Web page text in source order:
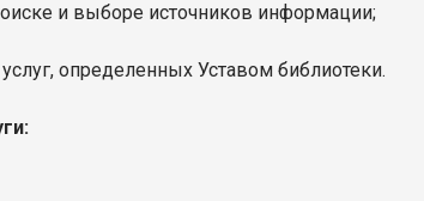
и выборе источников информации;
определенных Уставом библиотеки.